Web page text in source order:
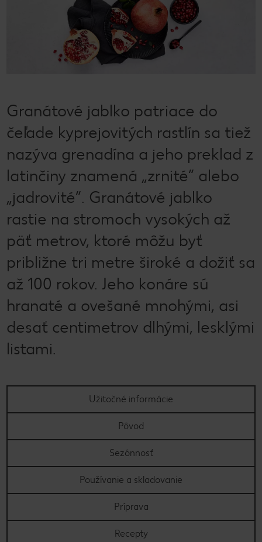
Granátové jablko patriace do
čeľade kyprejovitých rastlín sa tiež
nazýva grenadína a jeho preklad z
latinčiny znamená „zrnité“ alebo
„jadrovité“. Granátové jablko
rastie na stromoch vysokých až
päť metrov, ktoré môžu byť
približne tri metre široké a dožiť sa
až 100 rokov. Jeho konáre sú
hranaté a ovešané mnohými, asi
desať centimetrov dlhými, lesklými
listami.
Užitočné informácie
Pôvod
Sezónnosť
Používanie a skladovanie
Príprava
Recepty